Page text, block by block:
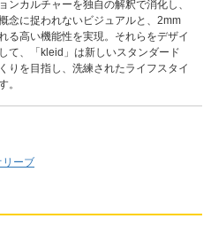
ンカルチャーを独自の解釈で消化し、
念に捉われないビジュアルと、2mm
る高い機能性を実現。それらをデザイ
て、「kleid」は新しいスタンダード
りを目指し、洗練されたライフスタイ
。
リーブ